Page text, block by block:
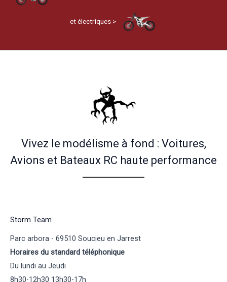
et électriques >
Vivez le modélisme à fond : Voitures,
Avions et Bateaux RC haute performance
Storm Team
Parc arbora - 69510 Soucieu en Jarrest
Horaires du standard téléphonique
Du lundi au Jeudi
8h30-12h30 13h30-17h